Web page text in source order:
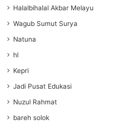
Halalbihalal Akbar Melayu
Wagub Sumut Surya
Natuna
hl
Kepri
Jadi Pusat Edukasi
Nuzul Rahmat
bareh solok